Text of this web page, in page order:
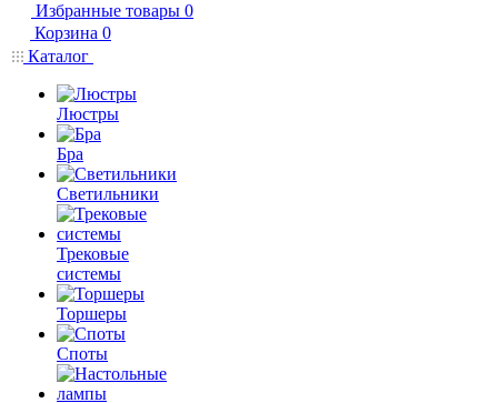
Избранные товары 0
Корзина 0
Каталог
Люстры
Бра
Светильники
Трековые
системы
Торшеры
Споты